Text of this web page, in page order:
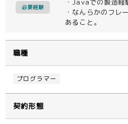
必要経験
・Javaでの製造経
・なんらかのフレ
あること。
職種
プログラマー
契約形態